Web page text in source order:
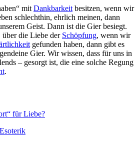
mit Dankbarkeit besitzen, wenn wir
schlechthin, ehrlich meinen, dann
Geist. Dann ist die Gier besiegt.
über die Liebe der Schöpfung, wenn wir
gefunden haben, dann gibt es
Gier. Wir wissen, dass für uns in
– gesorgt ist, die eine solche Regung
.
für Liebe?